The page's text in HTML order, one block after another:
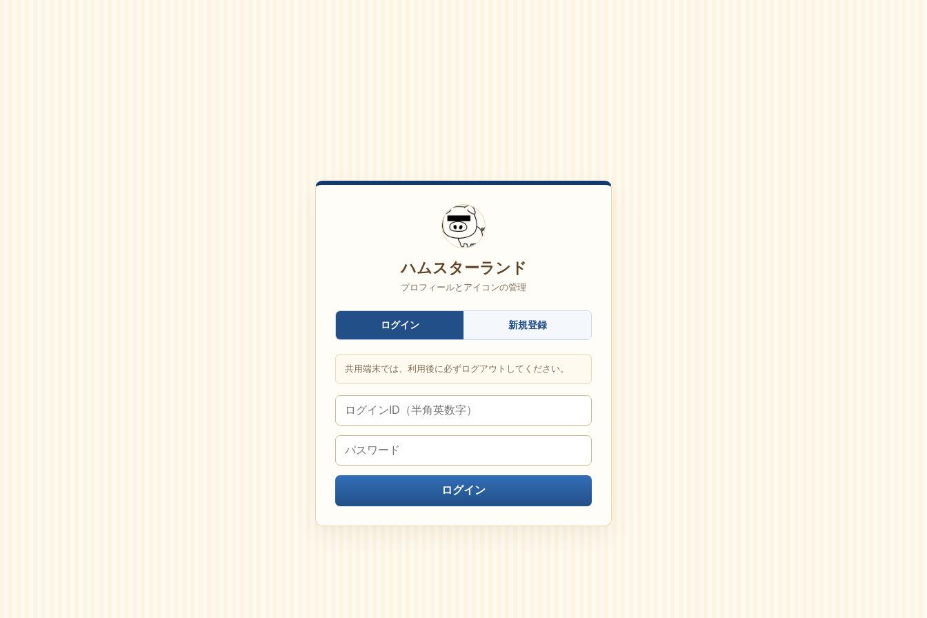
ハムスターランド
プロフィールとアイコンの管理
ログイン 新規登録
共用端末では、利用後に必ずログアウトしてください。
ログイン